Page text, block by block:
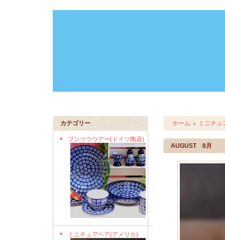
カテゴリー
ブンツラウアー(ドイツ陶器)
ミニチュアベア(アメリカ)
ホーム ＞ ミニチュ
AUGUST 8月